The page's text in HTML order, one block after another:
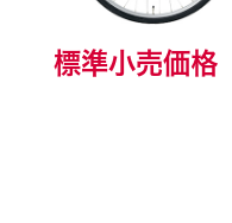
標準小売価格